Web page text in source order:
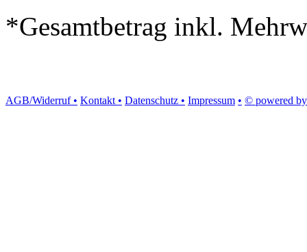
*Gesamtbetrag inkl.
AGB/Widerruf • Kontakt • Datenschutz • Impressum • © powered